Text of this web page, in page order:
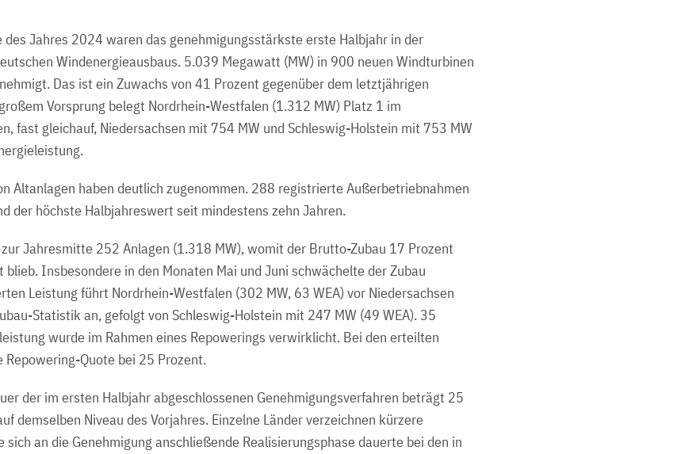
des Jahres 2024 waren das genehmigungsstärkste erste Halbjahr in der
Windenergieausbaus. 5.039 Megawatt (MW) in 900 neuen Windturbinen
Das ist ein Zuwachs von 41 Prozent gegenüber dem letztjährigen
Vorsprung belegt Nordrhein-Westfalen (1.312 MW) Platz 1 im
fast gleichauf, Niedersachsen mit 754 MW und Schleswig-Holstein mit 753 MW
Altanlagen haben deutlich zugenommen. 288 registrierte Außerbetriebnahmen
der höchste Halbjahreswert seit mindestens zehn Jahren.
Jahresmitte 252 Anlagen (1.318 MW), womit der Brutto-Zubau 17 Prozent
Insbesondere in den Monaten Mai und Juni schwächelte der Zubau
Leistung führt Nordrhein-Westfalen (302 MW, 63 WEA) vor Niedersachsen
Statistik an, gefolgt von Schleswig-Holstein mit 247 MW (49 WEA). 35
wurde im Rahmen eines Repowerings verwirklicht. Bei den erteilten
Repowering-Quote bei 25 Prozent.
der im ersten Halbjahr abgeschlossenen Genehmigungsverfahren beträgt 25
demselben Niveau des Vorjahres. Einzelne Länder verzeichnen kürzere
sich an die Genehmigung anschließende Realisierungsphase dauerte bei den in